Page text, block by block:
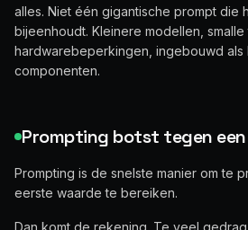
alles. Niet één gigantische prompt die
bijeenhoudt. Kleinere modellen,
hardwarebeperkingen, ingebouwd als
componenten.
Prompting botst tegen
Prompting is de snelste manier om te
eerste waarde te bereiken.
Dan komt de rekening. Te veel